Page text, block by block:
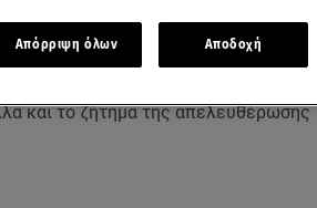
ο ψυχολόγος –
και το ζήτημα της απελευθέρωσης
Απόρριψη όλων Αποδοχή